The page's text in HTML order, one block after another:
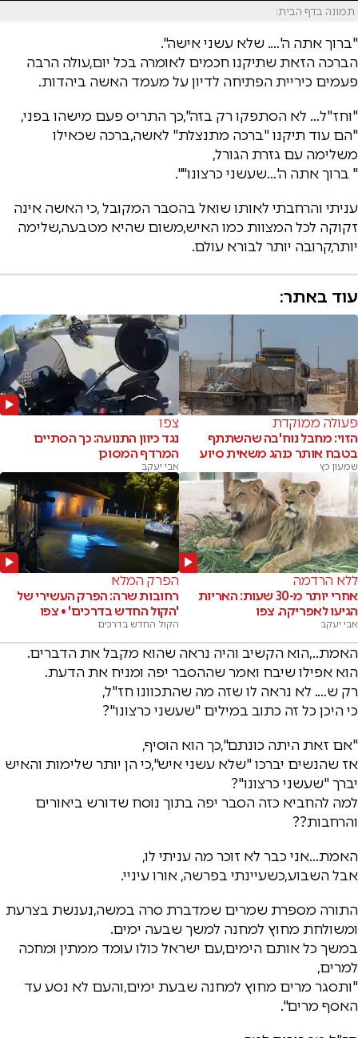
תמונה בדף הבית:
"ברוך אתה ה'…. שלא עשני אישה".
הברכה הזאת שתיקנו חכמים לאומרה בכל יום,עולה הרבה
פעמים כיריית הפתיחה לדיון על מעמד האשה ביהדות.
"וחז"ל… לא הסתפקו רק בזה",כך התריס פעם מישהו בפני,
"הם עוד תיקנו "ברכה מתנצלת" לאשה,ברכה שכאילו
משלימה עם גזרת הגורל,
" ברוך אתה ה'…שעשני כרצונו"".
עניתי והרחבתי לאותו שואל בהסבר המקובל ,כי האשה אינה
זקוקה לכל המצוות כמו האיש,משום שהיא מטבעה,שלימה
יותר,קרובה יותר לבורא עולם.
עוד באתר:
פעולה ממוקדת
הזוי: מחבל נוח'בה שהשתתף
בטבח אותר כנהג משאית סיוע
שמעון כץ
צפו
נגד כיוון התנועה: כך הסתיים
המרדף המסוכן
אבי יעקב
ללא הרדמה
אחרי יותר מ-30 שעות: האריות
הגיעו לאפריקה. צפו
אבי יעקב
הפרק המלא
רחובות שרה: הפרק העשירי של
'הקול החדש בדרכים' • צפו
הקול החדש בדרכים
האמת..,הוא הקשיב והיה נראה שהוא מקבל את הדברים.
הוא אפילו שיבח ואמר שההסבר יפה ומניח את הדעת.
רק ש…. לא נראה לו שזה מה שהתכוונו חז"ל,
כי היכן כל זה כתוב במילים "שעשני כרצונו"?
"אם זאת היתה כונתם",כך הוא הוסיף,
אז שהנשים יברכו "שלא עשני איש",כי הן יותר שלימות והאיש
יברך "שעשני כרצונו"?
למה להחביא כזה הסבר יפה בתוך נוסח שדורש ביאורים
והרחבות??
האמת…אני כבר לא זוכר מה עניתי לו,
אבל השבוע,כשעיינתי בפרשה, אורו עיניי.
התורה מספרת שמרים שמדברת סרה במשה,נענשת בצרעת
ומשולחת מחוץ למחנה למשך שבעה ימים.
במשך כל אותם הימים,עם ישראל כולו עומד ממתין ומחכה
למרים,
"ותסגר מרים מחוץ למחנה שבעת ימים,והעם לא נסע עד
האסף מרים".